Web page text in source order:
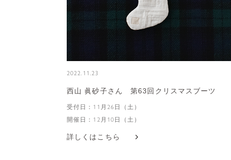
2022.11.23
西山 眞砂子さん 第63回クリスマスブーツ
受付日：11月26日（土）
開催日：12月10日（土）
詳しくはこちら